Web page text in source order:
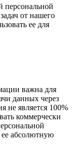
персональной
от нашего
ее для
важна для
данных через
не является 100%
коммерчески
абсолютную